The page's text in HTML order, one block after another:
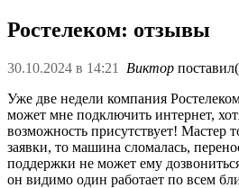
Ростелеком: отзывы
30.10.2024 в 14:21 Виктор
Уже две недели компания
может мне подключить интернет,
возможность присутствует! Мастер
заявки, то машина сломалась,
поддержки не может ему
он видимо один работает по всем